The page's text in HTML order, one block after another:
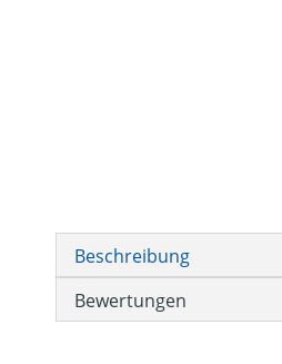
Beschreibung
Bewertungen